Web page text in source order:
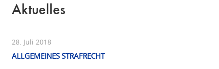
Aktuelles
28. Juli 2018
ALLGEMEINES STRAFRECHT